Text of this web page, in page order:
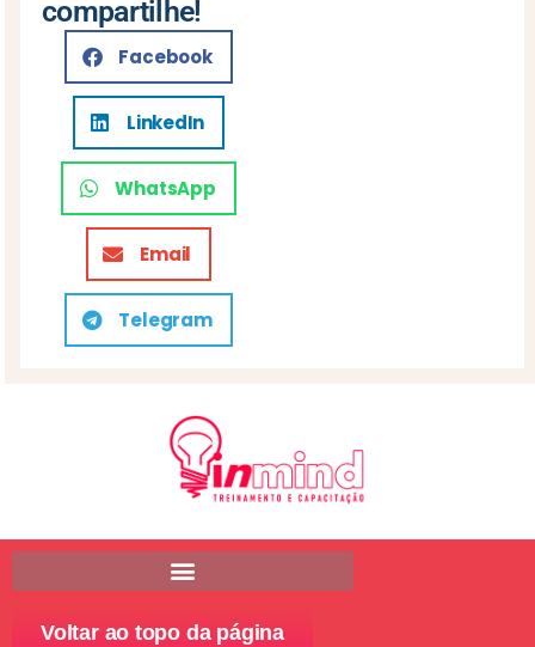
compartilhe!
Facebook
LinkedIn
WhatsApp
Email
Telegram
Voltar ao topo da página